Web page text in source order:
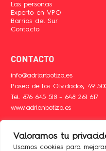
Valoramos tu
Usamos cookies para
Las personas
Experto en VPO
Barrios del Sur
Contacto
CONTACTO
info@adrianbotiza.es
Paseo de los Olvidados, 49
Tel. 876 645 518– 648 261 617
www.adrianbotiza.es